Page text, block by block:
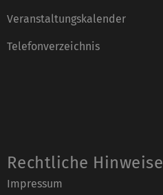
Veranstaltungskalender
Telefonverzeichnis
Rechtliche Hinweise
Impressum